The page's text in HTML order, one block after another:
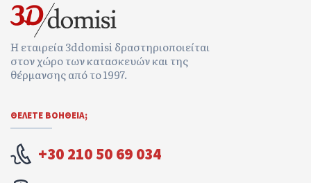
Η εταιρεία 3ddomisi δραστηριοποιείται
στον χώρο των κατασκευών και της
θέρμανσης από το 1997.
ΘΕΛΕΤΕ ΒΟΉΘΕΙΑ;
+30 210 50 69 034